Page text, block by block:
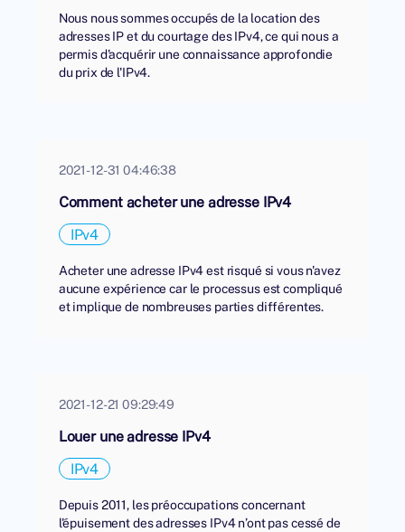
Nous nous sommes occupés de la location des
adresses IP et du courtage des IPv4, ce qui nous a
permis d'acquérir une connaissance approfondie
du prix de l'IPv4.
2021-12-31 04:46:38
Comment acheter une adresse IPv4
IPv4
Acheter une adresse IPv4 est risqué si vous n'avez
aucune expérience car le processus est compliqué
et implique de nombreuses parties différentes.
2021-12-21 09:29:49
Louer une adresse IPv4
IPv4
Depuis 2011, les préoccupations concernant
l'épuisement des adresses IPv4 n’ont pas cessé de